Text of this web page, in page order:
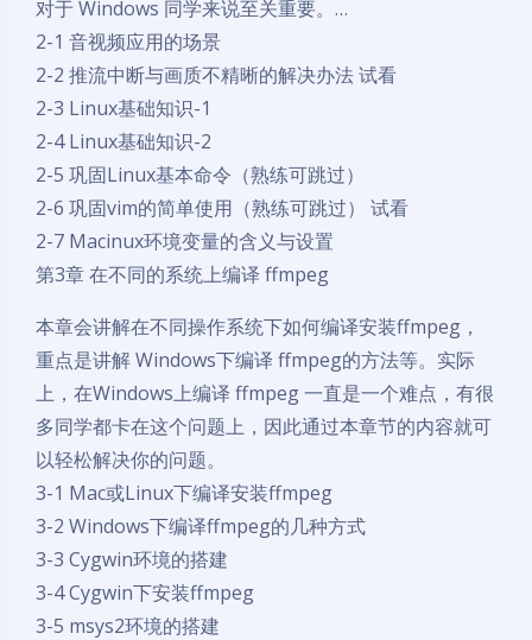
对于 Windows 同学来说至关重要。…
2-1 音视频应用的场景
2-2 推流中断与画质不精晰的解决办法 试看
2-3 Linux基础知识-1
2-4 Linux基础知识-2
2-5 巩固Linux基本命令（熟练可跳过）
2-6 巩固vim的简单使用（熟练可跳过） 试看
2-7 Macinux环境变量的含义与设置
第3章 在不同的系统上编译 ffmpeg
本章会讲解在不同操作系统下如何编译安装ffmpeg，
重点是讲解 Windows下编译 ffmpeg的方法等。实际
上，在Windows上编译 ffmpeg 一直是一个难点，有很
多同学都卡在这个问题上，因此通过本章节的内容就可
以轻松解决你的问题。
3-1 Mac或Linux下编译安装ffmpeg
3-2 Windows下编译ffmpeg的几种方式
3-3 Cygwin环境的搭建
3-4 Cygwin下安装ffmpeg
3-5 msys2环境的搭建